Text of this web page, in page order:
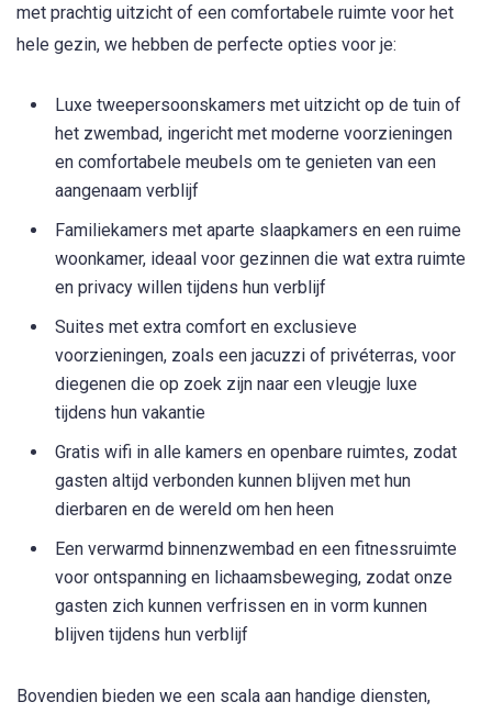
met prachtig uitzicht of een comfortabele ruimte voor het
hele gezin, we hebben de perfecte opties voor je:
Luxe tweepersoonskamers met uitzicht op de tuin of
het zwembad, ingericht met moderne voorzieningen
en comfortabele meubels om te genieten van een
aangenaam verblijf
Familiekamers met aparte slaapkamers en een ruime
woonkamer, ideaal voor gezinnen die wat extra ruimte
en privacy willen tijdens hun verblijf
Suites met extra comfort en exclusieve
voorzieningen, zoals een jacuzzi of privéterras, voor
diegenen die op zoek zijn naar een vleugje luxe
tijdens hun vakantie
Gratis wifi in alle kamers en openbare ruimtes, zodat
gasten altijd verbonden kunnen blijven met hun
dierbaren en de wereld om hen heen
Een verwarmd binnenzwembad en een fitnessruimte
voor ontspanning en lichaamsbeweging, zodat onze
gasten zich kunnen verfrissen en in vorm kunnen
blijven tijdens hun verblijf
Bovendien bieden we een scala aan handige diensten,